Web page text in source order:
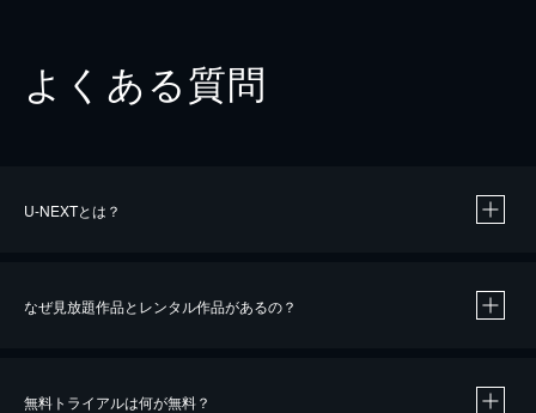
よくある質問
U-NEXTとは？
なぜ見放題作品とレンタル作品があるの？
無料トライアルは何が無料？